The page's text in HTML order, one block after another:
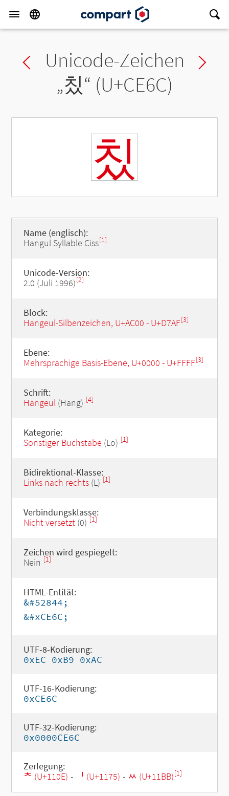
Previous char
Unicode-Zeichen
„칬“ (U+CE6C)
칬
Name (englisch):
Hangul Syllable Ciss[1]
Unicode-Version:
2.0 (Juli 1996)[2]
Block:
Hangeul-Silbenzeichen, U+AC00 - U+D7AF[3]
Ebene:
Mehrsprachige Basis-Ebene, U+0000 - U+FFFF[3]
Schrift:
Hangeul(Hang) [4]
Kategorie:
Sonstiger Buchstabe (Lo) [1]
Bidirektional-Klasse:
Links nach rechts(L) [1]
Verbindungsklasse:
Nicht versetzt(0) [1]
Zeichen wird gespiegelt:
Nein [1]
HTML-Entität:
&#52844;
&#xCE6C;
UTF-8-Kodierung:
0xEC 0xB9 0xAC
UTF-16-Kodierung:
0xCE6C
UTF-32-Kodierung:
0x0000CE6C
Zerlegung:
ᄎ (U+110E) - ᅵ (U+1175) - ᆻ (U+11BB)[1]